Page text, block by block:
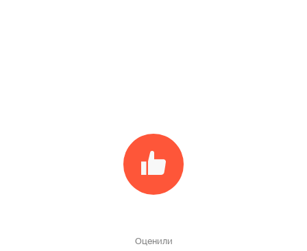
Оценили